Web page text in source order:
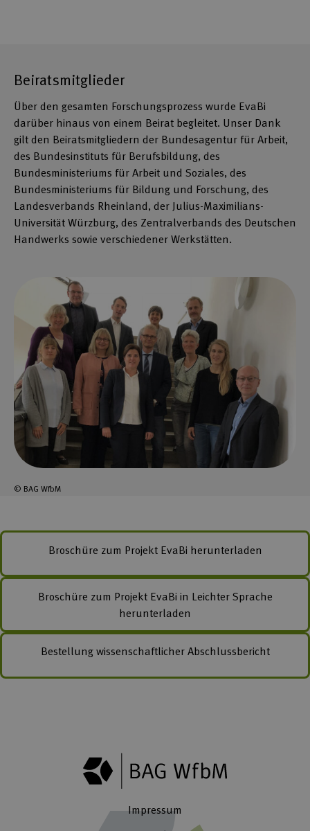
Beiratsmitglieder
Über den gesamten Forschungsprozess wurde EvaBi
darüber hinaus von einem Beirat begleitet. Unser Dank
gilt den Beiratsmitgliedern der Bundesagentur für Arbeit,
des Bundesinstituts für Berufsbildung, des
Bundesministeriums für Arbeit und Soziales, des
Bundesministeriums für Bildung und Forschung, des
Landesverbands Rheinland, der Julius-Maximilians-
Universität Würzburg, des Zentralverbands des Deutschen
Handwerks sowie verschiedener Werkstätten.
© BAG WfbM
Broschüre zum Projekt EvaBi herunterladen
Broschüre zum Projekt EvaBi in Leichter Sprache
herunterladen
Bestellung wissenschaftlicher Abschlussbericht
Impressum